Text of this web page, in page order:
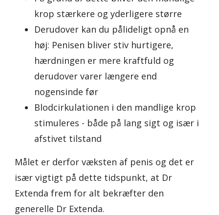
krop stærkere og yderligere større
Derudover kan du pålideligt opnå en
høj: Penisen bliver stiv hurtigere,
hærdningen er mere kraftfuld og
derudover varer længere end
nogensinde før
Blodcirkulationen i den mandlige krop
stimuleres - både på lang sigt og især i
afstivet tilstand
Målet er derfor væksten af penis og det er
især vigtigt på dette tidspunkt, at Dr
Extenda frem for alt bekræfter den
generelle Dr Extenda.